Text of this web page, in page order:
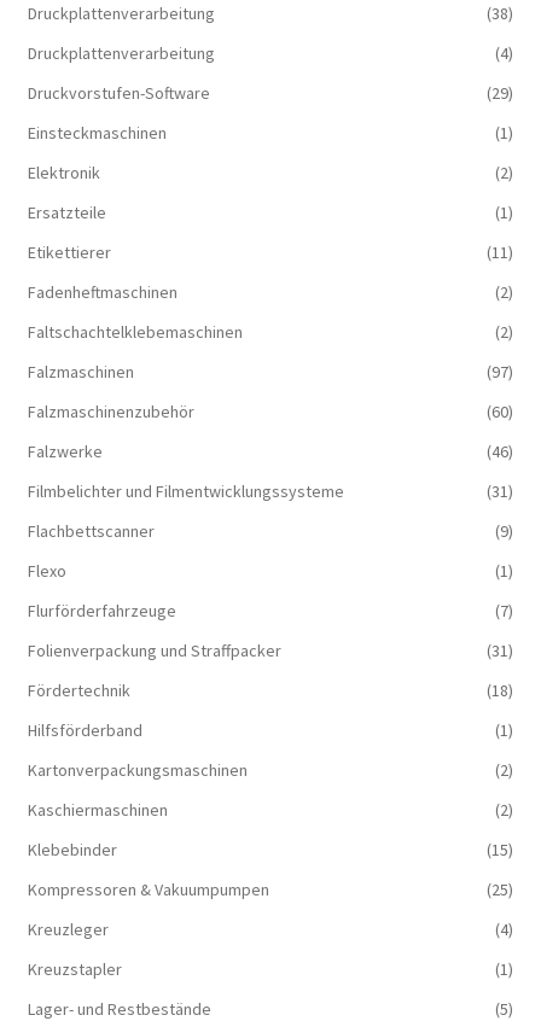
Druckplattenverarbeitung
(38)
Druckplattenverarbeitung
(4)
Druckvorstufen-Software
(29)
Einsteckmaschinen
(1)
Elektronik
(2)
Ersatzteile
(1)
Etikettierer
(11)
Fadenheftmaschinen
(2)
Faltschachtelklebemaschinen
(2)
Falzmaschinen
(97)
Falzmaschinenzubehör
(60)
Falzwerke
(46)
Filmbelichter und Filmentwicklungssysteme
(31)
Flachbettscanner
(9)
Flexo
(1)
Flurförderfahrzeuge
(7)
Folienverpackung und Straffpacker
(31)
Fördertechnik
(18)
Hilfsförderband
(1)
Kartonverpackungsmaschinen
(2)
Kaschiermaschinen
(2)
Klebebinder
(15)
Kompressoren & Vakuum­pumpen
(25)
Kreuzleger
(4)
Kreuzstapler
(1)
Lager- und Restbestände
(5)